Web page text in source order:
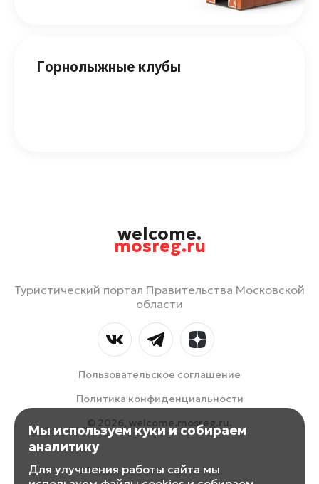
Горнолыжные клубы
welcome.
mosreg.ru
Туристический портал Правительства Московской
области
Пользовательское соглашение
Политика конфиденциальности
© 2026, welcome.mosreg.ru.
Мы используем куки и собираем
аналитику
Для улучшения работы сайта мы